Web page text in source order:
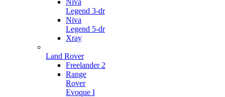
Niva
Legend 3-dr
Niva
Legend 5-dr
Xray
Land Rover
Freelander 2
Range
Rover
Evoque I